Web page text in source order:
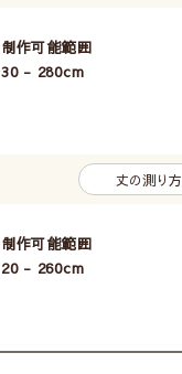
制作可能範囲
30 - 280cm
丈の測り方
制作可能範囲
20 - 260cm